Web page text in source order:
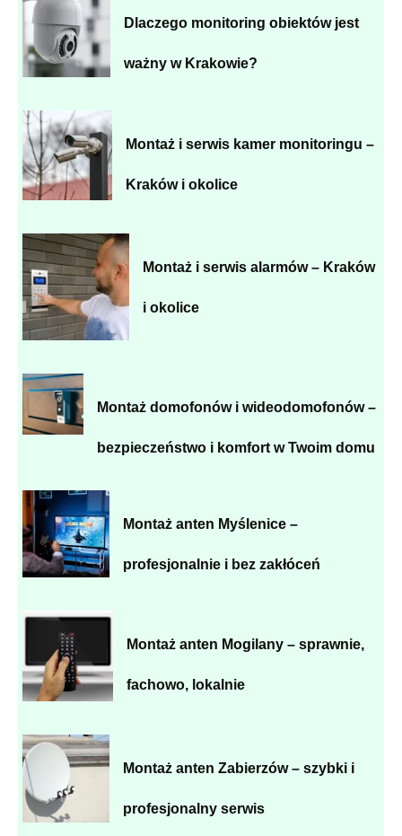
Dlaczego monitoring obiektów jest
ważny w Krakowie?
Montaż i serwis kamer monitoringu –
Kraków i okolice
Montaż i serwis alarmów – Kraków
i okolice
Montaż domofonów i wideodomofonów –
bezpieczeństwo i komfort w Twoim domu
Montaż anten Myślenice –
profesjonalnie i bez zakłóceń
Montaż anten Mogilany – sprawnie,
fachowo, lokalnie
Montaż anten Zabierzów – szybki i
profesjonalny serwis